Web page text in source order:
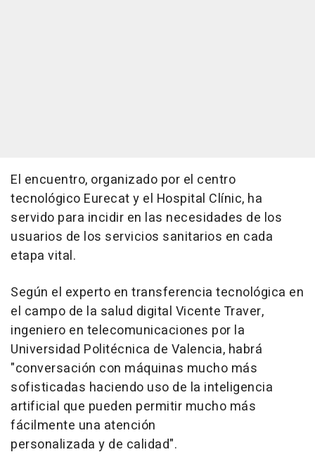
El encuentro, organizado por el centro
tecnológico Eurecat y el Hospital Clínic, ha
servido para incidir en las necesidades de los
usuarios de los servicios sanitarios en cada
etapa vital.
Según el experto en transferencia tecnológica en
el campo de la salud digital Vicente Traver,
ingeniero en telecomunicaciones por la
Universidad Politécnica de Valencia, habrá
"conversación con máquinas mucho más
sofisticadas haciendo uso de la inteligencia
artificial que pueden permitir mucho más
fácilmente una atención
personalizada y de calidad".